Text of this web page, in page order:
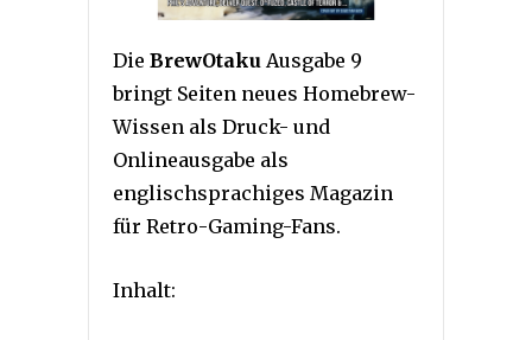
Die BrewOtaku Ausgabe 9
bringt Seiten neues Homebrew-
Wissen als Druck- und
Onlineausgabe als
englischsprachiges Magazin
für Retro-Gaming-Fans.
Inhalt: